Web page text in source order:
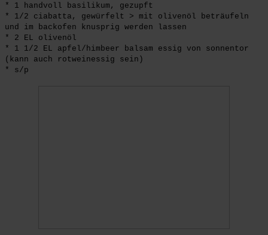
* 1 handvoll basilikum, gezupft
* 1/2 ciabatta, gewürfelt > mit olivenöl beträufeln
und im backofen knusprig werden lassen
* 2 EL olivenöl
* 1 1/2 EL apfel/himbeer balsam essig von sonnentor
(kann auch rotweinessig sein)
* s/p